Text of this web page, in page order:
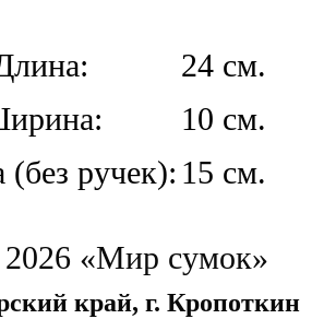
24 см.
10 см.
ручек): 15 см.
«Мир сумок»
край, г. Кропоткин